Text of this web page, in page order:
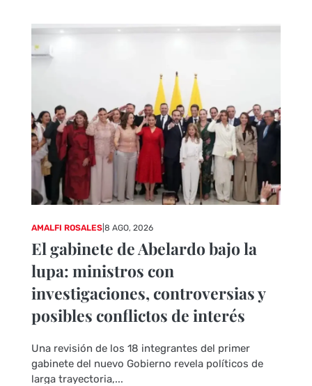
AMALFI ROSALES| 8 AGO, 2026
El gabinete de Abelardo bajo la
lupa: ministros con
investigaciones, controversias y
posibles conflictos de interés
Una revisión de los 18 integrantes del primer
gabinete del nuevo Gobierno revela políticos de
larga trayectoria,...